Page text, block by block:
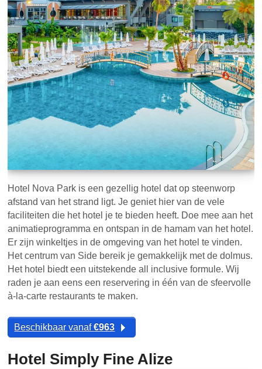
Hotel Nova Park is een gezellig hotel dat op steenworp
afstand van het strand ligt. Je geniet hier van de vele
faciliteiten die het hotel je te bieden heeft. Doe mee aan het
animatieprogramma en ontspan in de hamam van het hotel.
Er zijn winkeltjes in de omgeving van het hotel te vinden.
Het centrum van Side bereik je gemakkelijk met de dolmus.
Het hotel biedt een uitstekende all inclusive formule. Wij
raden je aan eens een reservering in één van de sfeervolle
à-la-carte restaurants te maken.
Beschikbaar vanaf€963
Hotel Simply Fine Alize